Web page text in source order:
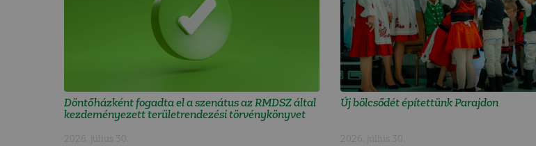
Döntőházként fogadta el a szenátus az RMDSZ által
kezdeményezett területrendezési törvénykönyvet
2026. július 30.
Új bölcsődét építettünk Parajdon
2026. július 30.